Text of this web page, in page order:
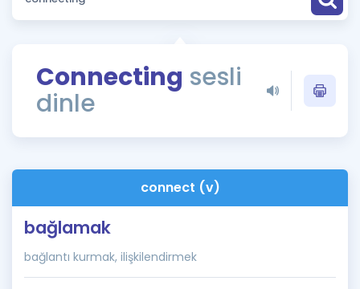
Puan Hesaplama
ÖSYM Sınav Takvimi
Kampanyalar
İngilizce Gramer
Connecting sesli
dinle
connect (v)
bağlamak
bağlantı kurmak, ilişkilendirmek